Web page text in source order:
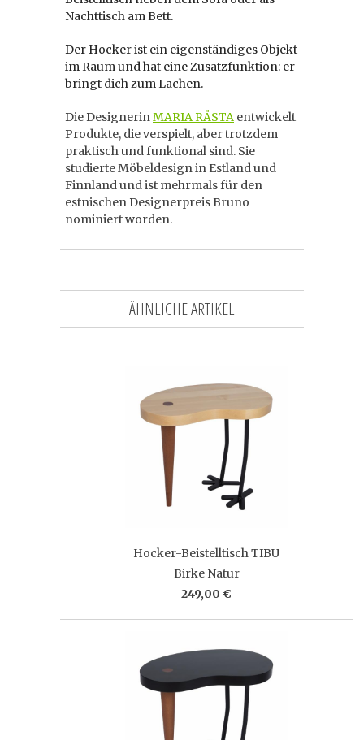
Nachttisch am Bett.
Der Hocker ist ein eigenständiges Objekt
im Raum und hat eine Zusatzfunktion: er
bringt dich zum Lachen.
Die DesignerinMARIA RÄSTA entwickelt
Produkte, die verspielt, aber trotzdem
praktisch und funktional sind. Sie
studierte Möbeldesign in Estland und
Finnland und ist mehrmals für den
estnischen Designerpreis Bruno
nominiert worden.
ÄHNLICHE ARTIKEL
Hocker-Beistelltisch TIBU
Birke Natur
249,00 €